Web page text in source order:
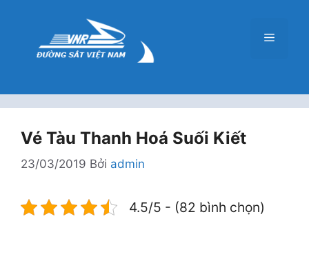
Menu
Vé Tàu Thanh Hoá Suối Kiết
23/03/2019 Bởi admin
4.5/5 - (82 bình chọn)